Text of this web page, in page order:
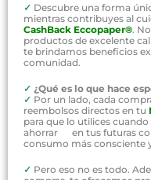
✓ Descubre una forma
mientras contribuyes al
CashBack Eccopaper®.
productos de excelente
te brindamos beneficios
comunidad.
✓ ¿Qué es lo que hace
✓ Por un lado, cada
reembolsos directos en tu
para que lo utilices
ahorrar en tus futuras
consumo más consciente
✓ Pero eso no es todo.